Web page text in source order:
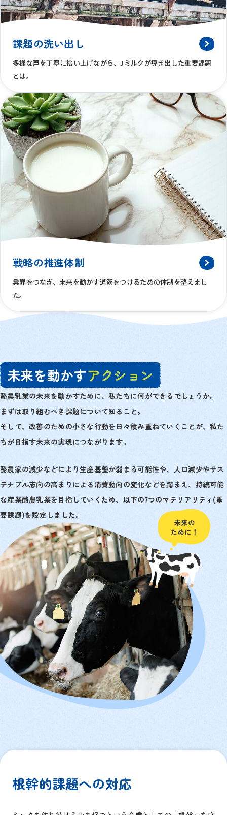
課題の洗い出し
多様な声を丁寧に拾い上げながら、Jミルクが導き出した重要課題
とは。
戦略の推進体制
業界をつなぎ、未来を動かす道筋をつけるための体制を整えまし
た。
未来を動かすアクション
酪農乳業の未来を動かすために、私たちに何ができるでしょうか。
まずは取り組むべき課題について知ること。
そして、改善のための小さな行動を日々積み重ねていくことが、私た
ちが目指す未来の実現につながります。
酪農家の減少などにより生産基盤が弱まる可能性や、人口減少やサス
テナブル志向の高まりによる消費動向の変化などを踏まえ、持続可能
な産業酪農乳業を目指していくため、以下の7つのマテリアリティ(重
要課題)を設定しました。
根幹的課題への対応